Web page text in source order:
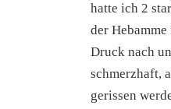
hatte ich 2
der
Druck nach
schmerzhaft,
gerissen